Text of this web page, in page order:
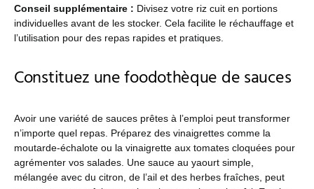
Conseil supplémentaire : Divisez votre riz cuit en portions
individuelles avant de les stocker. Cela facilite le réchauffage et
l’utilisation pour des repas rapides et pratiques.
Constituez une foodothèque de sauces
Avoir une variété de sauces prêtes à l’emploi peut transformer
n’importe quel repas. Préparez des vinaigrettes comme la
moutarde-échalote ou la vinaigrette aux tomates cloquées pour
agrémenter vos salades. Une sauce au yaourt simple,
mélangée avec du citron, de l’ail et des herbes fraîches, peut